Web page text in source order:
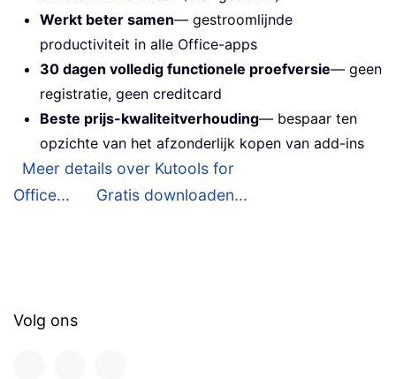
Werkt beter samen— gestroomlijnde
productiviteit in alle Office-apps
30 dagen volledig functionele proefversie— geen
registratie, geen creditcard
Beste prijs-kwaliteitverhouding— bespaar ten
opzichte van het afzonderlijk kopen van add-ins
Meer details over Kutools for
Office...
Gratis downloaden...
Volg ons